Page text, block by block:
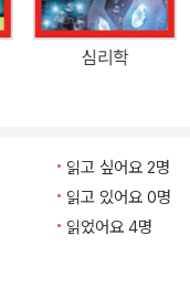
극 상공에서 보면 사실
으로 보기는 어렵지만
이다. 그리고 하늘에 떠
모양의 구조가 나타나는
복잡해 보이는 모양도
심리학
읽고 싶어요 2명
읽고 있어요 0명
읽었어요 4명